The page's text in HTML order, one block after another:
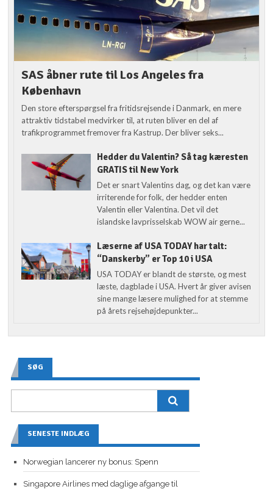
SAS åbner rute til Los Angeles fra
København
Den store efterspørgsel fra fritidsrejsende i Danmark, en mere
attraktiv tidstabel medvirker til, at ruten bliver en del af
trafikprogrammet fremover fra Kastrup. Der bliver seks...
Hedder du Valentin? Så tag kæresten
GRATIS til New York
Det er snart Valentins dag, og det kan være
irriterende for folk, der hedder enten
Valentin eller Valentina. Det vil det
islandske lavprisselskab WOW air gerne...
Læserne af USA TODAY har talt:
“Danskerby” er Top 10 i USA
USA TODAY er blandt de største, og mest
læste, dagblade i USA. Hvert år giver avisen
sine mange læsere mulighed for at stemme
på årets rejsehøjdepunkter...
SØG
SENESTE INDLÆG
Norwegian lancerer ny bonus: Spenn
Singapore Airlines med daglige afgange til